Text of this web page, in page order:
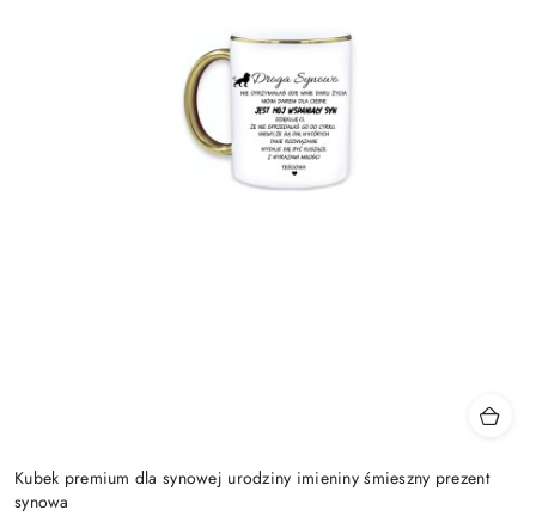
Kubek premium dla synowej urodziny imieniny śmieszny prezent
synowa